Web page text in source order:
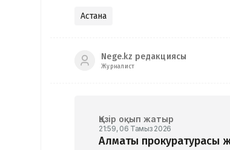
Астана
Nege.kz редакциясы
Журналист
Қазір оқып жатыр
21:59, 06 Тамыз 2026
Алматы прокуратурасы